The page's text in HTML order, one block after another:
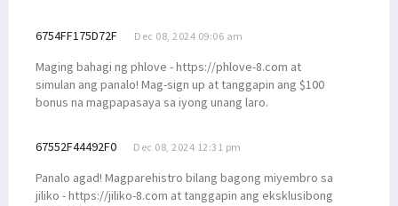
6754FF175D72F Dec 08, 2024 09:06 am
Maging bahagi ng phlove - https://phlove-8.com at
simulan ang panalo! Mag-sign up at tanggapin ang $100
bonus na magpapasaya sa iyong unang laro.
67552F44492F0 Dec 08, 2024 12:31 pm
Panalo agad! Magparehistro bilang bagong miyembro sa
jiliko - https://jiliko-8.com at tanggapin ang eksklusibong